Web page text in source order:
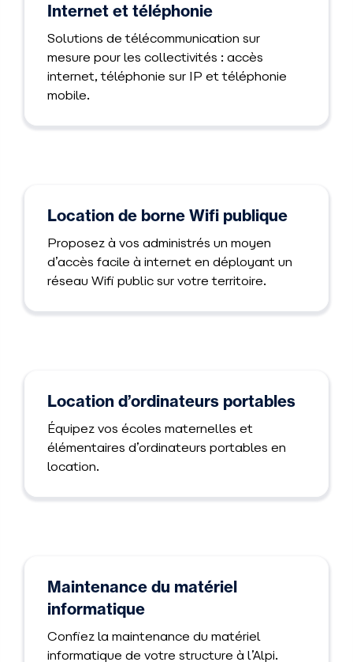
Internet et téléphonie
Solutions de télécommunication sur
mesure pour les collectivités : accès
internet, téléphonie sur IP et téléphonie
mobile.
Location de borne Wifi publique
Proposez à vos administrés un moyen
d’accès facile à internet en déployant un
réseau Wifi public sur votre territoire.
Location d’ordinateurs portables
Équipez vos écoles maternelles et
élémentaires d’ordinateurs portables en
location.
Maintenance du matériel
informatique
Confiez la maintenance du matériel
informatique de votre structure à l’Alpi.